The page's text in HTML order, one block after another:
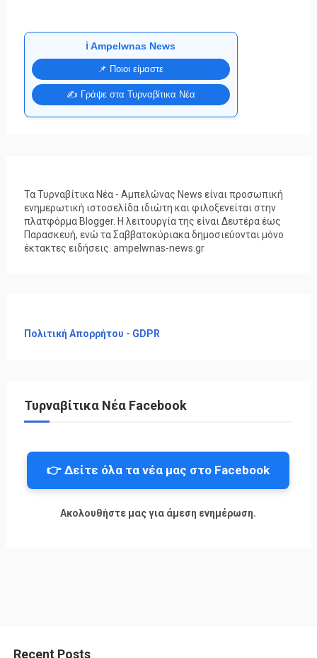
ℹ️ Ampelwnas News
📌 Ποιοι είμαστε
✍️ Γράψε στα Τυρναβίτικα Νέα
Τα Τυρναβίτικα Νέα - Αμπελώνας News είναι προσωπική
ενημερωτική ιστοσελίδα ιδιώτη και φιλοξενείται στην
πλατφόρμα Blogger. Η λειτουργία της είναι Δευτέρα έως
Παρασκευή, ενώ τα Σαββατοκύριακα δημοσιεύονται μόνο
έκτακτες ειδήσεις. ampelwnas-news.gr
Πολιτική Απορρήτου - GDPR
Τυρναβίτικα Νέα Facebook
👉 Δείτε όλα τα νέα μας στο Facebook
Ακολουθήστε μας για άμεση ενημέρωση.
Recent Posts